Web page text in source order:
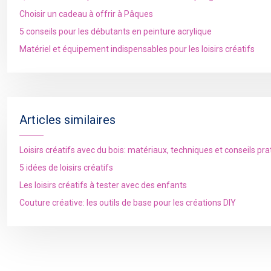
Choisir un cadeau à offrir à Pâques
5 conseils pour les débutants en peinture acrylique
Matériel et équipement indispensables pour les loisirs créatifs
Articles similaires
Loisirs créatifs avec du bois: matériaux, techniques et conseils
5 idées de loisirs créatifs
Les loisirs créatifs à tester avec des enfants
Couture créative: les outils de base pour les créations DIY